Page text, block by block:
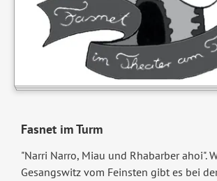
Fasnet im Turm
"Narri Narro, Miau und Rhabarber ahoi".
Gesangswitz vom Feinsten gibt es bei